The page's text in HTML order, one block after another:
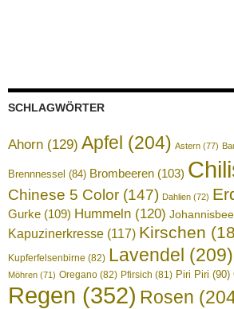
SCHLAGWÖRTER
Ahorn (129) Apfel (204) Astern (77)
Brennnessel (84) Brombeeren (103)
Chinese 5 Color (147) Dahlien (72)
Gurke (109) Hummeln (120)
Kapuzinerkresse (117) Kirschen
Kupferfelsenbirne (82) Lavendel (209)
Möhren (71) Oregano (82) Pfirsich (81) Piri Piri (90)
Regen (352) Rosen